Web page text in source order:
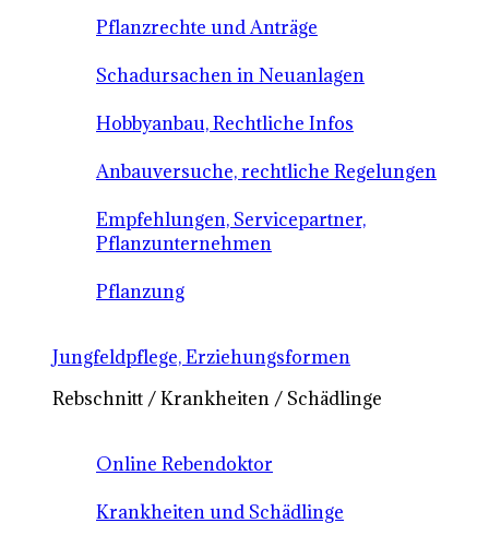
Pflanzrechte und Anträge
Schadursachen in Neuanlagen
Hobbyanbau, Rechtliche Infos
Anbauversuche, rechtliche Regelungen
Empfehlungen, Servicepartner,
Pflanzunternehmen
Pflanzung
Jungfeldpflege, Erziehungsformen
Rebschnitt / Krankheiten / Schädlinge
Online Rebendoktor
Krankheiten und Schädlinge